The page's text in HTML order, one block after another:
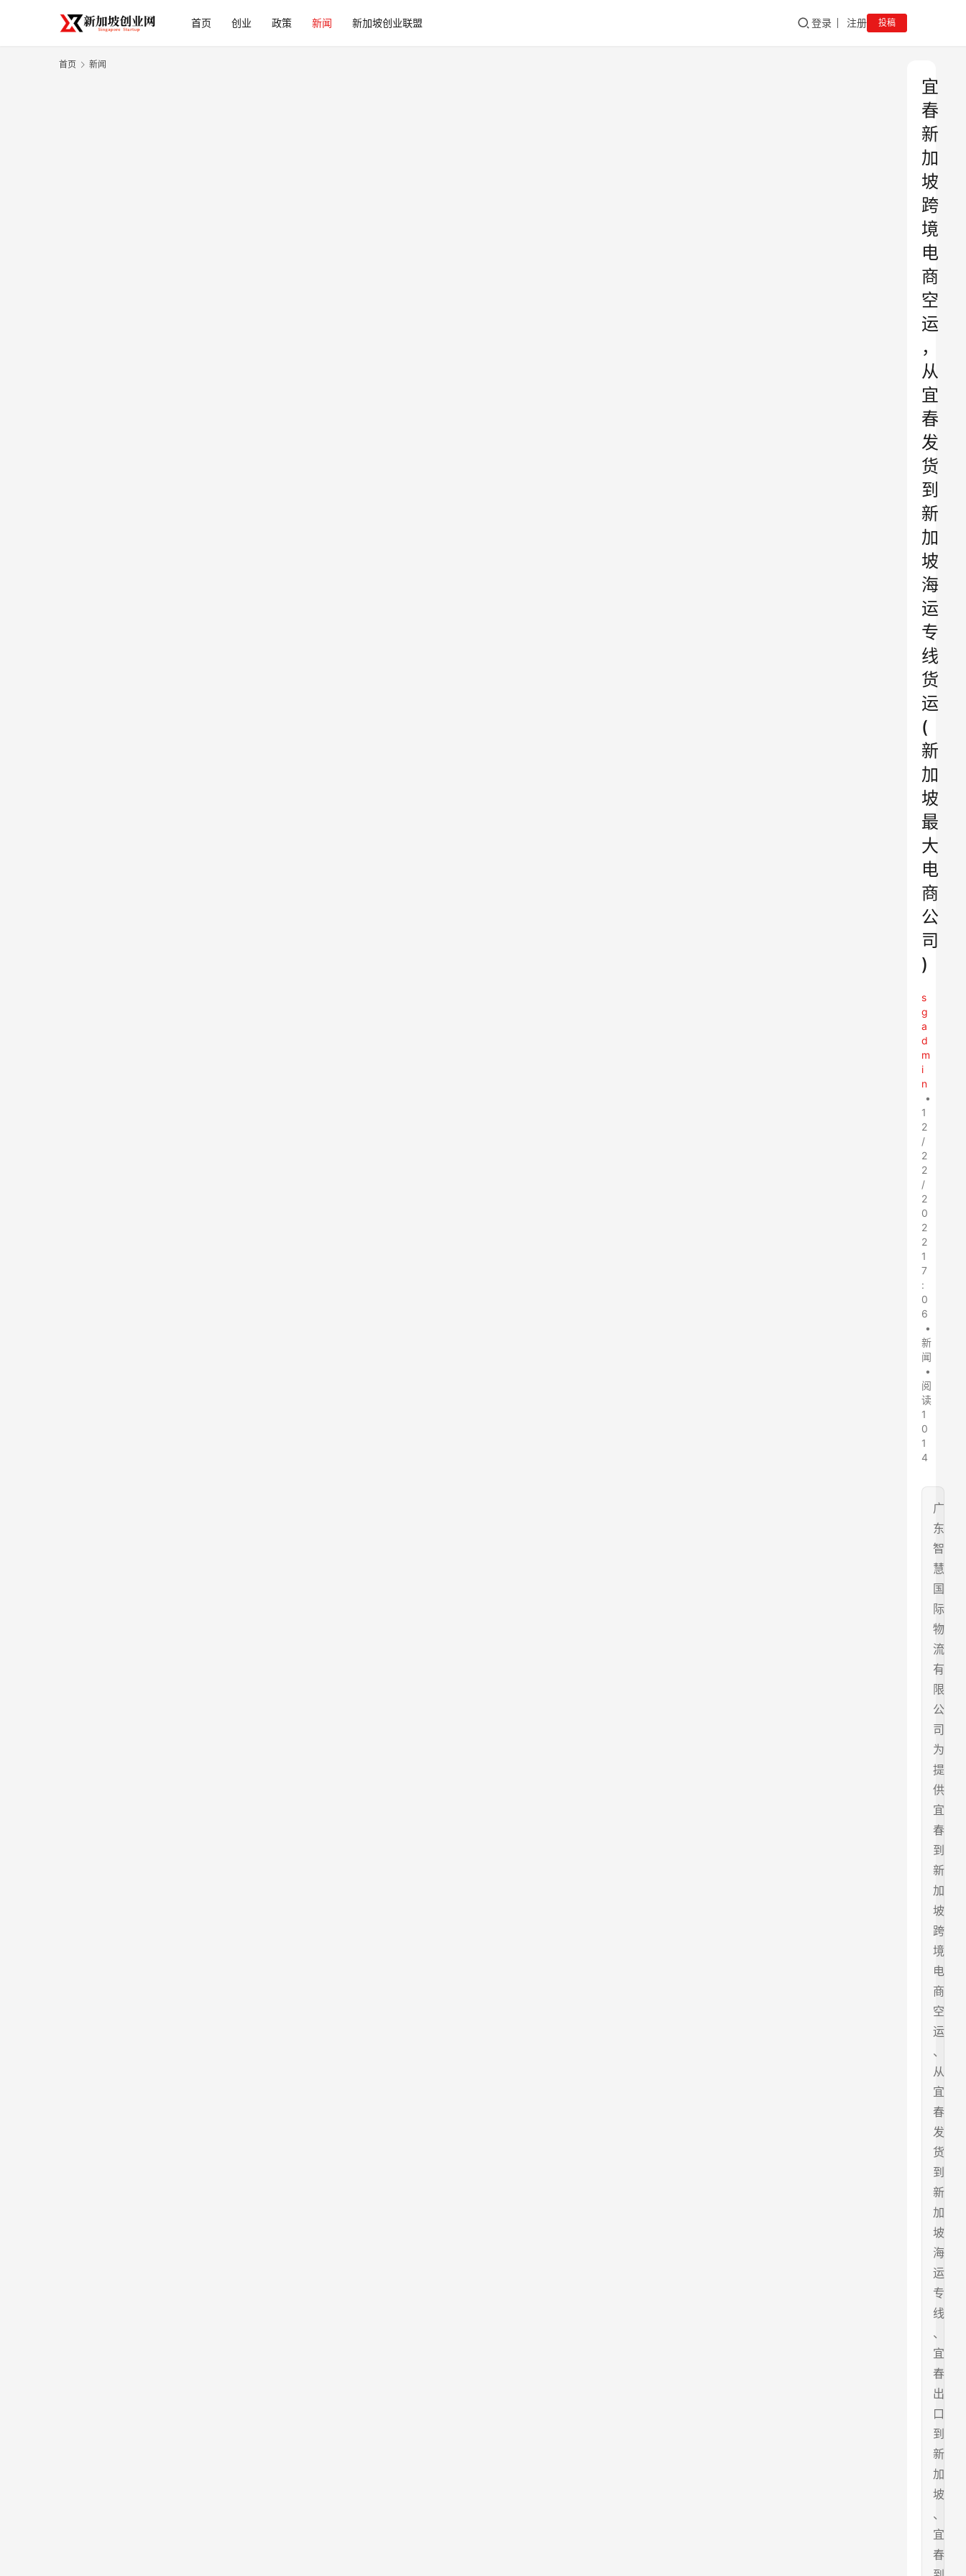
首页 创业 政策 新闻 新加坡创业联盟 登录 注册 投稿
首页 新闻
宜
春
新
加
坡
跨
境
电
商
空
运
，
从
宜
春
发
货
到
新
加
坡
海
运
专
线
货
运
(
新
加
坡
最
大
电
商
公
司
)
s
g
a
d
m
i
n
•
1
2
/
2
2
/
2
0
2
2
1
7
:
0
6
•
新
闻
•
阅
读
1
0
1
4
广
东
智
慧
国
际
物
流
有
限
公
司
为
提
供
宜
春
到
新
加
坡
跨
境
电
商
空
运
、
从
宜
春
发
货
到
新
加
坡
海
运
专
线
、
宜
春
出
口
到
新
加
坡
、
宜
春